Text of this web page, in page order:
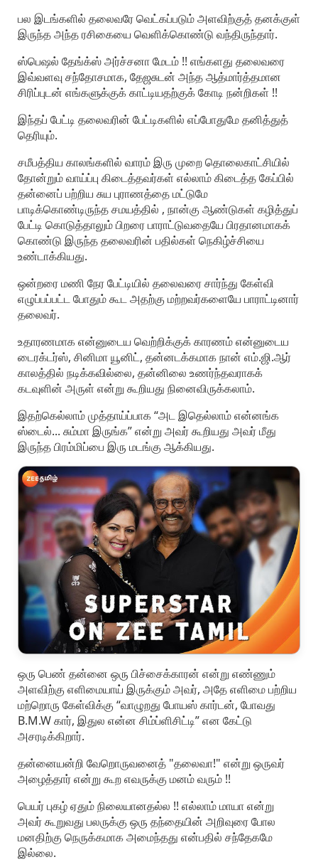
பல இடங்களில் தலைவரே வெட்கப்படும் அளவிற்குத் தனக்குள்
இருந்த அந்த ரசிகையை வெளிக்கொண்டு வந்திருந்தார்.
ஸ்பெஷல் தேங்க்ஸ் அர்ச்சனா மேடம் !! எங்களது தலைவரை
இவ்வளவு சந்தோசமாக, தேஜசுடன் அந்த ஆத்மார்த்தமான
சிரிப்புடன் எங்களுக்குக் காட்டியதற்குக் கோடி நன்றிகள் !!
இந்தப் பேட்டி தலைவரின் பேட்டிகளில் எப்போதுமே தனித்துத்
தெரியும்.
சமீபத்திய காலங்களில் வாரம் இரு முறை தொலைகாட்சியில்
தோன்றும் வாய்ப்பு கிடைத்தவர்கள் எல்லாம் கிடைத்த கேப்பில்
தன்னைப் பற்றிய சுய புராணத்தை மட்டுமே
பாடிக்கொண்டிருந்த சமயத்தில் , நான்கு ஆண்டுகள் கழித்துப்
பேட்டி கொடுத்தாலும் பிறரை பாராட்டுவதையே பிரதானமாகக்
கொண்டு இருந்த தலைவரின் பதில்கள் நெகிழ்ச்சியை
உண்டாக்கியது.
ஒன்றரை மணி நேர பேட்டியில் தலைவரை சார்ந்து கேள்வி
எழுப்பப்பட்ட போதும் கூட அதற்கு மற்றவர்களையே பாராட்டினார்
தலைவர்.
உதாரணமாக என்னுடைய வெற்றிக்குக் காரணம் என்னுடைய
டைரக்டர்ஸ், சினிமா யூனிட், தன்னடக்கமாக நான் எம்.ஜி.ஆர்
காலத்தில் நடிக்கவில்லை, தன்னிலை உணர்ந்தவராகக்
கடவுளின் அருள் என்று கூறியது நினைவிருக்கலாம்.
இதற்கெல்லாம் முத்தாய்ப்பாக “அட இதெல்லாம் என்னங்க
ஸ்டைல்... சும்மா இருங்க” என்று அவர் கூறியது அவர் மீது
இருந்த பிரம்மிப்பை இரு மடங்கு ஆக்கியது.
ஒரு பெண் தன்னை ஒரு பிச்சைக்காரன் என்று எண்ணும்
அளவிற்கு எளிமையாய் இருக்கும் அவர், அதே எளிமை பற்றிய
மற்றொரு கேள்விக்கு “வாழுறது போயஸ் கார்டன், போவது
B.M.W கார், இதுல என்ன சிம்ப்ளிசிட்டி” என கேட்டு
அசரடிக்கிறார்.
தன்னையன்றி வேறொருவனைத் "தலைவா!" என்று ஒருவர்
அழைத்தார் என்று கூற எவருக்கு மனம் வரும் !!
பெயர் புகழ் ஏதும் நிலையானதல்ல !! எல்லாம் மாயா என்று
அவர் கூறுவது பலருக்கு ஒரு தந்தையின் அறிவுரை போல
மனதிற்கு நெருக்கமாக அமைந்தது என்பதில் சந்தேகமே
இல்லை.